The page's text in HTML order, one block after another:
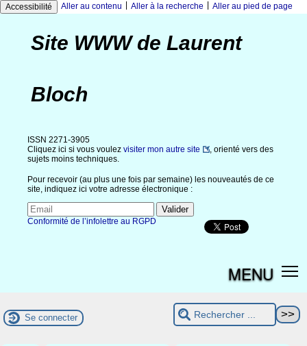
Accessibilité Aller au contenu Aller à la recherche Aller au pied de page
Site WWW de Laurent
Bloch
ISSN 2271-3905
Cliquez ici si vous voulez visiter mon autre site
, orienté vers des
sujets moins techniques.
Pour recevoir (au plus une fois par semaine) les nouveautés de ce
site, indiquez ici votre adresse électronique :
Conformité de l’infolettre au RGPD
MENU
Se connecter